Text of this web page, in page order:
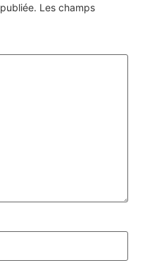
Les champs